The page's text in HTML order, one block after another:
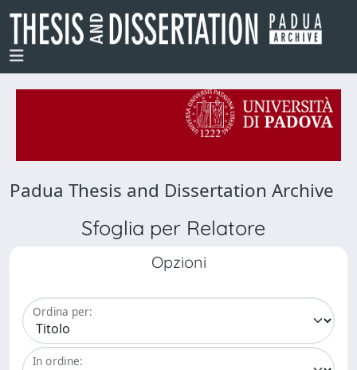
Padua Thesis and Dissertation Archive
Sfoglia per Relatore
Opzioni
Ordina per:
In ordine: